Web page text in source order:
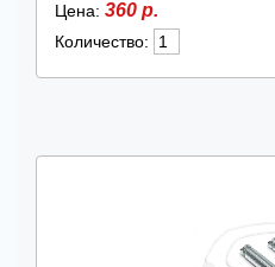
Цена: 360 р.
Количество: